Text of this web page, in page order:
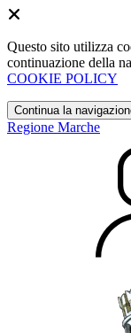
Questo sito utilizza
continuazione della
COOKIE POLICY
Continua la
Regione Marche